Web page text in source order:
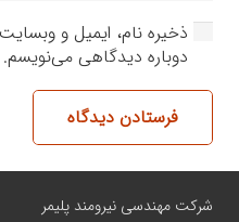
ذخیره نام، ایمیل و
دوباره دیدگاهی می‌نویسم.
فرستادن دیدگاه
شرکت مهندسی نیرومند پلیمر